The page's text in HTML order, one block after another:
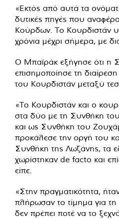
«Εκτός από αυτά τα
δυτικές πηγές που
Κούρδων. Το Κουρδιστάν
χρόνια μέχρι σήμερα, με
Ο Μπαϊράκ εξήγησε ότι η
επισημοποίησε τη
του Κουρδιστάν μεταξύ
«Το Κουρδιστάν και ο
στα δύο με τη Συνθήκη
και ως Συνθήκη του
προκάλεσε την οργή του
Συνθήκη της Λωζάνης, τα
χωρίστηκαν de facto και
είπε.
«Στην πραγματικότητα,
πλήρωσαν το τίμημα για
δεν πρέπει ποτέ να το